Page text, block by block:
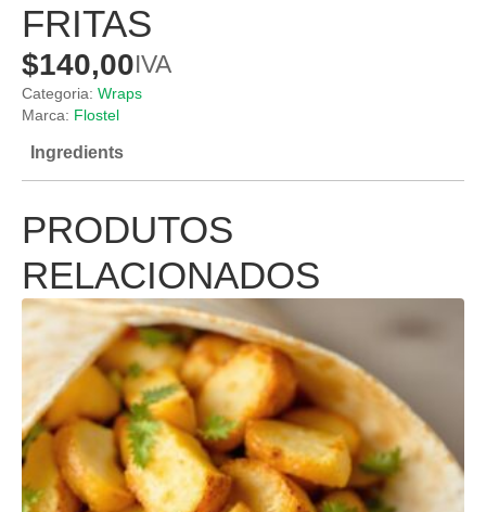
FRITAS
$140,00IVA
Categoria: Wraps
Marca: Flostel
Ingredients
PRODUTOS
RELACIONADOS